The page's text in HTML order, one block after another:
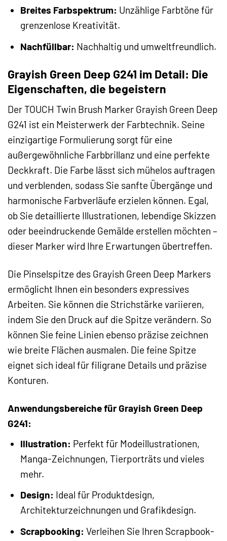
Breites Farbspektrum: Unzählige Farbtöne für
grenzenlose Kreativität.
Nachfüllbar: Nachhaltig und umweltfreundlich.
Grayish Green Deep G241 im Detail: Die
Eigenschaften, die begeistern
Der TOUCH Twin Brush Marker Grayish Green Deep
G241 ist ein Meisterwerk der Farbtechnik. Seine
einzigartige Formulierung sorgt für eine
außergewöhnliche Farbbrillanz und eine perfekte
Deckkraft. Die Farbe lässt sich mühelos auftragen
und verblenden, sodass Sie sanfte Übergänge und
harmonische Farbverläufe erzielen können. Egal,
ob Sie detaillierte Illustrationen, lebendige Skizzen
oder beeindruckende Gemälde erstellen möchten –
dieser Marker wird Ihre Erwartungen übertreffen.
Die Pinselspitze des Grayish Green Deep Markers
ermöglicht Ihnen ein besonders expressives
Arbeiten. Sie können die Strichstärke variieren,
indem Sie den Druck auf die Spitze verändern. So
können Sie feine Linien ebenso präzise zeichnen
wie breite Flächen ausmalen. Die feine Spitze
eignet sich ideal für filigrane Details und präzise
Konturen.
Anwendungsbereiche für Grayish Green Deep
G241:
Illustration: Perfekt für Modeillustrationen,
Manga-Zeichnungen, Tierporträts und vieles
mehr.
Design: Ideal für Produktdesign,
Architekturzeichnungen und Grafikdesign.
Scrapbooking: Verleihen Sie Ihren Scrapbook-